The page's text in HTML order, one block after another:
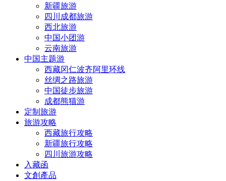
新疆旅游
四川成都旅游
西北旅游
中国小团游
云南旅游
中国主题游
西藏冈仁波齐阿里环线
丝绸之路旅游
中国徒步旅游
成都熊猫游
定制旅游
旅游攻略
西藏旅行攻略
新疆旅行攻略
四川旅游攻略
入藏函
文創產品